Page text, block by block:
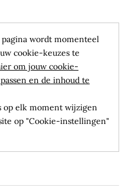
wordt momenteel
cookie-keuzes te
om jouw cookie-
en de inhoud te
op elk moment wijzigen
op "Cookie-instellingen"